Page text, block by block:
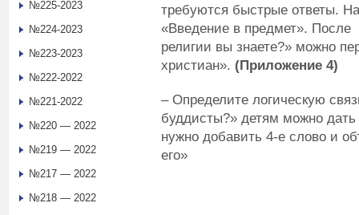
требуются быстрые ответы.
«Введение в предмет». После
религии вы знаете?» можно
христиан». (Приложение 4)
– Определите логическую
буддисты?» детям можно
нужно добавить 4-е слово и
его»
№225-2023
№224-2023
№223-2023
№222-2022
№221-2022
№220 — 2022
№219 — 2022
№217 — 2022
№218 — 2022